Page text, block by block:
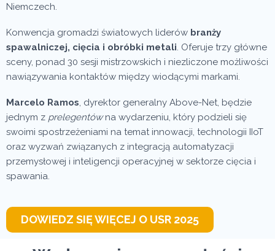
Niemczech.
Konwencja gromadzi światowych liderów branży
spawalniczej, cięcia i obróbki metali . Oferuje trzy główne
sceny, ponad 30 sesji mistrzowskich i niezliczone możliwości
nawiązywania kontaktów między wiodącymi markami.
Marcelo Ramos , dyrektor generalny Above-Net, będzie
jednym z prelegentówna wydarzeniu, który podzieli się
swoimi spostrzeżeniami na temat innowacji, technologii IIoT
oraz wyzwań związanych z integracją automatyzacji
przemysłowej i inteligencji operacyjnej w sektorze cięcia i
spawania.
DOWIEDZ SIĘ WIĘCEJ O USR 2025